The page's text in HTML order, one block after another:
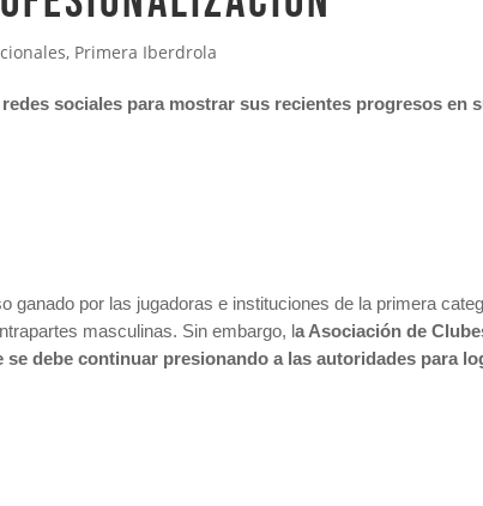
, Primera Iberdrola
sociales para mostrar sus recientes progresos en
por las jugadoras e instituciones de la primera
masculinas. Sin embargo, la Asociación de
debe continuar presionando a las autoridades para